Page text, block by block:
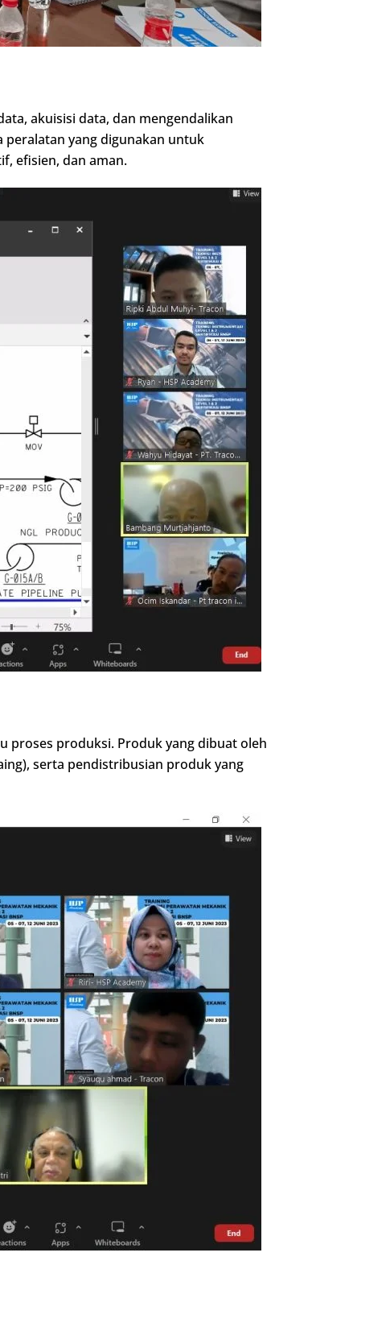
akuisisi data, dan mengendalikan
peralatan yang digunakan untuk
efisien, dan aman.
proses produksi. Produk yang dibuat oleh
serta pendistribusian produk yang